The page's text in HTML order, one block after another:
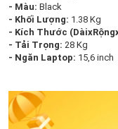
- Màu: Black
- Khối Lượng: 1.38 Kg
- Kích Thước
- Tải Trọng: 28 Kg
- Ngăn Laptop: 15,6 inch